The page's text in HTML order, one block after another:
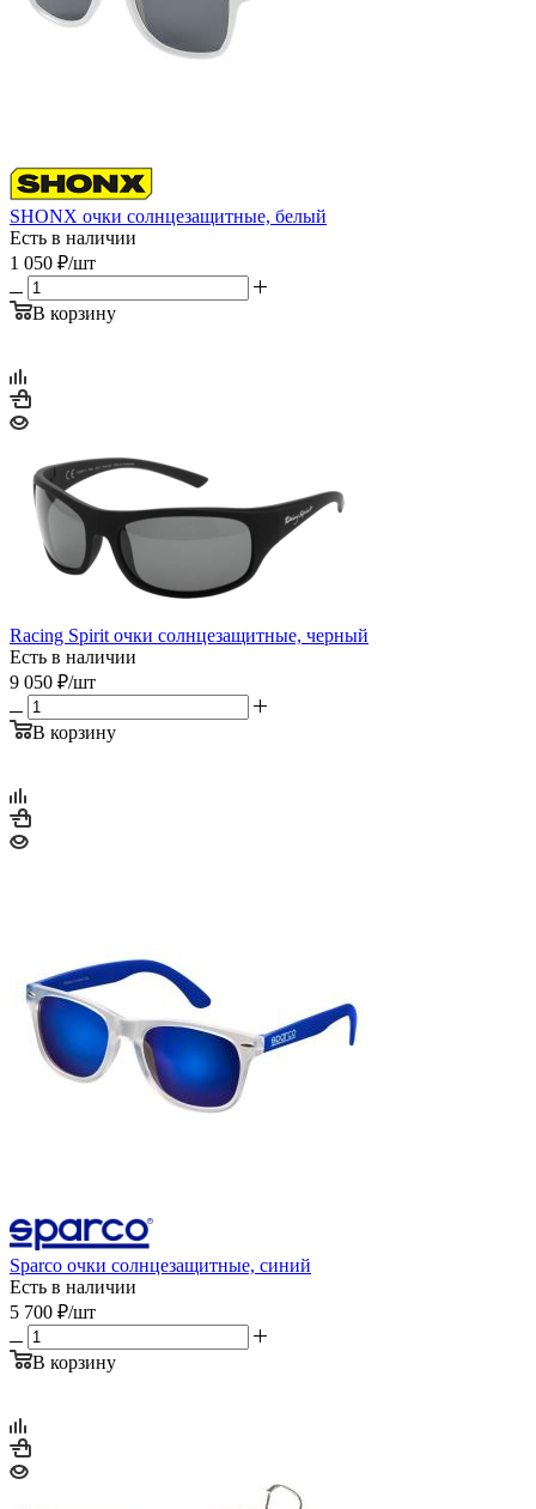
SHONX очки солнцезащитные, белый
Есть в наличии
1 050 ₽/шт
В корзину
Racing Spirit очки солнцезащитные, черный
Есть в наличии
9 050 ₽/шт
В корзину
Sparco очки солнцезащитные, синий
Есть в наличии
5 700 ₽/шт
В корзину